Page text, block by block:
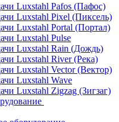
Luxstahl Pafos (Пафос)
Luxstahl Pixel (Пиксель)
Luxstahl Portal (Портал)
Luxstahl Pulse
Luxstahl Rain (Дождь)
Luxstahl River (Река)
Luxstahl Vector (Вектор)
Luxstahl Wave
Luxstahl Zigzag (Зигзаг)